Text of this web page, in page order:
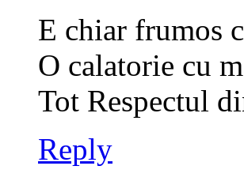
E chiar frumos
O calatorie cu
Tot Respectul
Reply